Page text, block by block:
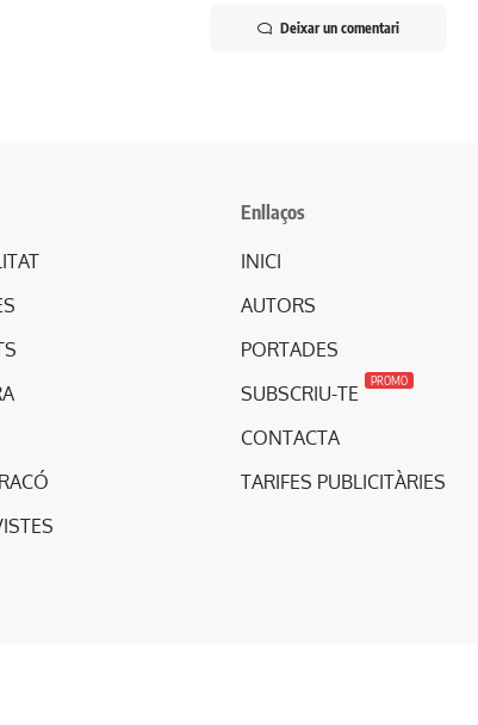
Deixar un comentari
Enllaços
INICI
AUTORS
PORTADES
SUBSCRIU-TE
PROMO
CONTACTA
TARIFES PUBLICITÀRIES